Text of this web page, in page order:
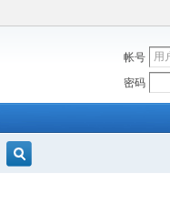
帐号
密码